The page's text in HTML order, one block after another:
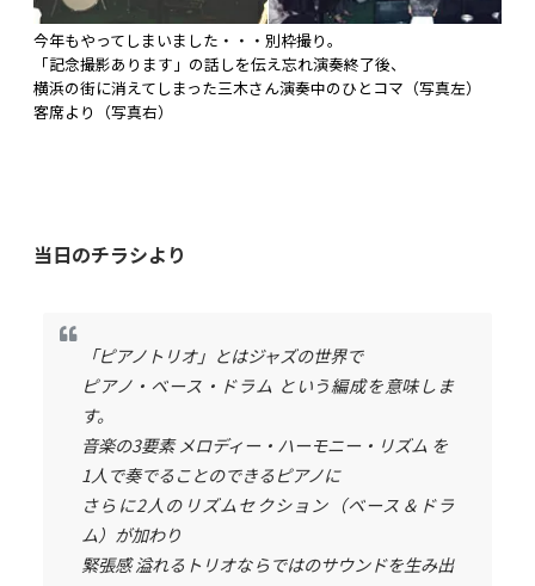
今年もやってしまいました・・・別枠撮り。
「記念撮影あります」の話しを伝え忘れ演奏終了後、
横浜の街に消えてしまった三木さん演奏中のひとコマ（写真左）
客席より（写真右）
当日のチラシより
「ピアノトリオ」とはジャズの世界で
ピアノ・ベース・ドラム という編成を意味しま
す。
音楽の3要素 メロディー・ハーモニー・リズム を
1人で奏でることのできるピアノに
さらに2人のリズムセクション（ベース＆ドラ
ム）が加わり
緊張感 溢れるトリオならではのサウンドを生み出